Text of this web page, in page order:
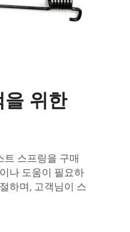
을 위한
스프링을 구매
나 도움이 필요하
하며, 고객님이 스